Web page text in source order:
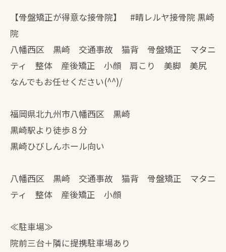
【骨盤矯正が得意な接骨院】 #晴レルヤ接骨院 黒崎
院
八幡西区 黒崎 交通事故 猫背 骨盤矯正 マタニ
ティ 整体 産後矯正 小顔 肩こり 美脚 美尻
なんでもお任せください(^^)/
福岡県北九州市八幡西区 黒崎
黒崎駅より徒歩８分
黒崎ひびしんホール向い
八幡西区 黒崎 交通事故 猫背 骨盤矯正 マタニ
ティ 整体 産後矯正 小顔
≪駐車場≫
院前三台＋隣に提携駐車場あり